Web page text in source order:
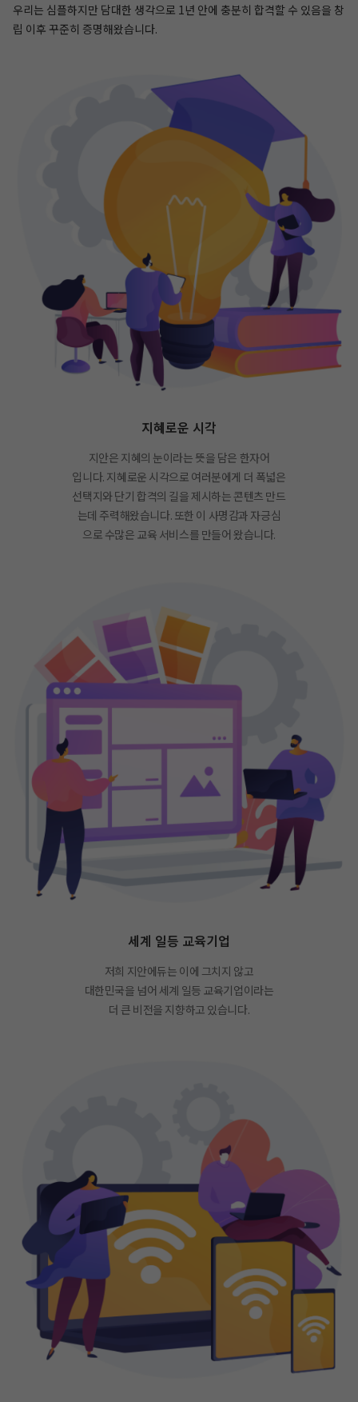
우리는 심플하지만 담대한 생각으로 1년 안에 충분히 합격할 수 있음을 창
립 이후 꾸준히 증명해왔습니다.
지혜로운 시각
지안은 지혜의 눈이라는 뜻을 담은 한자어
입니다. 지혜로운 시각으로 여러분에게 더 폭넓은
선택지와 단기 합격의 길을 제시하는 콘텐츠 만드
는데 주력해왔습니다. 또한 이 사명감과 자긍심
으로 수많은 교육 서비스를 만들어 왔습니다.
세계 일등 교육기업
저희 지안에듀는 이에 그치지 않고
대한민국을 넘어 세계 일등 교육기업이라는
더 큰 비전을 지향하고 있습니다.